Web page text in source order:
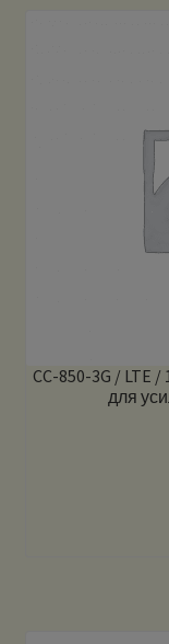
CC-850-3G / LTE
для